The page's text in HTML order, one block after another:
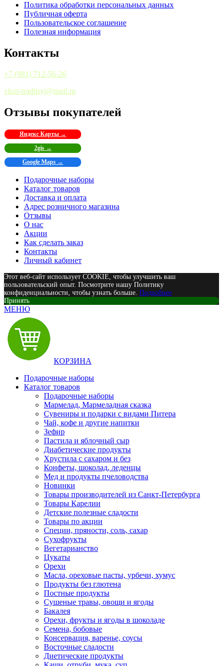
Политика обработки персональных данных
Публичная оферта
Пользовательское соглашение
Полезная информация
Контакты
+7 (981) 712-56-26
vkus-traditsyi@mail.ru
Отзывы покупателей
Яндекс Карты →
2gis →
Google Maps →
Подарочные наборы
Каталог товаров
Доставка и оплата
Адрес розничного магазина
Отзывы
О нас
Акции
Как сделать заказ
Контакты
Личный кабинет
Этот веб-сайт использует COOKIE, чтобы улучшить ваш
пользовательский опыт. Посмотрите нашу Политику
конфиденциальности, чтобы узнать больше. Подробнее
Принять
МЕНЮ
КОРЗИНА
Подарочные наборы
Каталог товаров
Подарочные наборы
Мармелад, Мармеладная сказка
Сувениры и подарки с видами Питера
Чай, кофе и другие напитки
Зефир
Пастила и яблочный сыр
Диабетические продукты
Хрустила с сахаром и без
Конфеты, шоколад, леденцы
Мед и продукты пчеловодства
Новинки
Товары производителей из Санкт-Петербурга
Товары Карелии
Детские полезные сладости
Товары по акции
Специи, пряности, соль, сахар
Сухофрукты
Вегетарианство
Цукаты
Орехи
Масла, ореховые пасты, урбечи, хумус
Продукты без глютена
Постные продукты
Сушеные травы, овощи и ягоды
Бакалея
Орехи, фрукты и ягоды в шоколаде
Семена, бобовые
Консервация, варенье, соусы
Восточные сладости
Диетические продукты